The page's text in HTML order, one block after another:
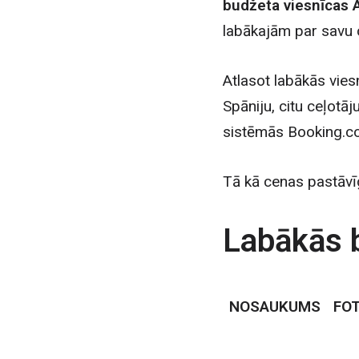
budžeta viesnīcas
labākajām par savu
Atlasot labākās
Spāniju, citu
sistēmās
Tā kā cenas
Labākās
NOSAUKUMS